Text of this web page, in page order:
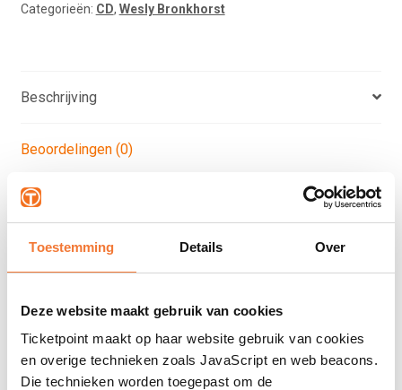
Toestemming Details Over
Deze website maakt gebruik van cookies
Ticketpoint maakt op haar website gebruik van cookies
en overige technieken zoals JavaScript en web beacons.
Die technieken worden toegepast om de
Categorieën: CD, Wesly Bronkhorst
Beschrijving
Beoordelingen (0)
Product Description
De Amsterdamse zanger Wesly Bronkhorst is hard aan
beste Nederandse zangers van het moment. Wesly is
Oranje, Hart voor Muziek, Tros Muziekfeest en het
Levenslied Gala.